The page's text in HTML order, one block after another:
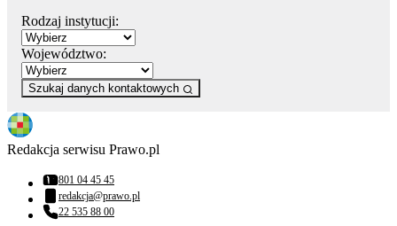
Rodzaj instytucji:
Województwo:
Szukaj danych kontaktowych
Redakcja serwisu Prawo.pl
Numer telefonu:
801 04 45 45
Adres email:
redakcja@prawo.pl
Numer telefonu:
22 535 88 00